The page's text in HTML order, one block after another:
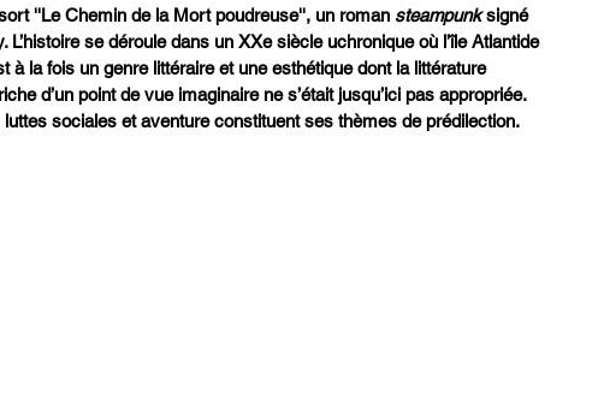
''Le Chemin de la Mort poudreuse'', un roman steampunk signé
L’histoire se déroule dans un XXe siècle uchronique où l’île Atlantide
à la fois un genre littéraire et une esthétique dont la littérature
d’un point de vue imaginaire ne s’était jusqu’ici pas appropriée.
sociales et aventure constituent ses thèmes de prédilection.